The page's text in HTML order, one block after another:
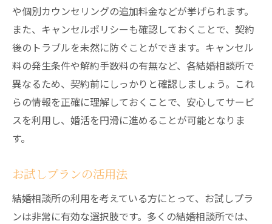
や個別カウンセリングの追加料金などが挙げられます。
また、キャンセルポリシーも確認しておくことで、契約
後のトラブルを未然に防ぐことができます。キャンセル
料の発生条件や解約手数料の有無など、各結婚相談所で
異なるため、契約前にしっかりと確認しましょう。これ
らの情報を正確に理解しておくことで、安心してサービ
スを利用し、婚活を円滑に進めることが可能となりま
す。
お試しプランの活用法
結婚相談所の利用を考えている方にとって、お試しプラ
ンは非常に有効な選択肢です。多くの結婚相談所では、